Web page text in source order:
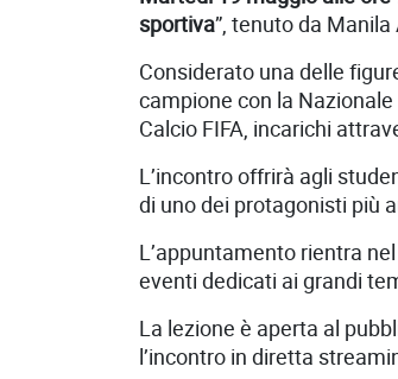
sportiva”, tenuto da Manila
Considerato una delle
campione con la
Calcio FIFA, incarichi
L’incontro offrirà agli
di uno dei protagonisti più
L’appuntamento rientra
eventi dedicati ai grandi
La lezione è aperta al
l’incontro in diretta